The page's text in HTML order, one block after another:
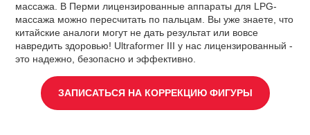
массажа. В Перми лицензированные аппараты для LPG-
массажа можно пересчитать по пальцам. Вы уже знаете, что
китайские аналоги могут не дать результат или вовсе
навредить здоровью! Ultraformer III у нас лицензированный -
это надежно, безопасно и эффективно.
ЗАПИСАТЬСЯ НА КОРРЕКЦИЮ ФИГУРЫ